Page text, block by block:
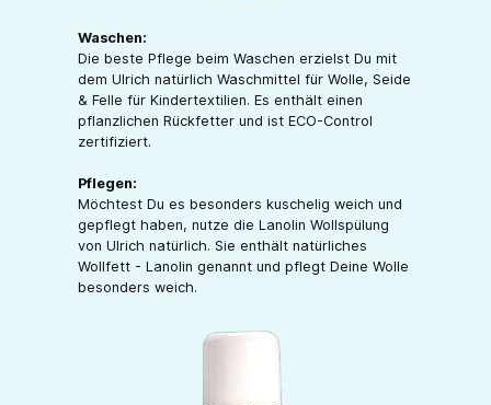
Waschen:
Die beste Pflege beim Waschen erzielst Du mit
dem Ulrich natürlich Waschmittel für Wolle, Seide
& Felle für Kindertextilien. Es enthält einen
pflanzlichen Rückfetter und ist ECO-Control
zertifiziert.
Pflegen:
Möchtest Du es besonders kuschelig weich und
gepflegt haben, nutze die Lanolin Wollspülung
von Ulrich natürlich. Sie enthält natürliches
Wollfett - Lanolin genannt und pflegt Deine Wolle
besonders weich.